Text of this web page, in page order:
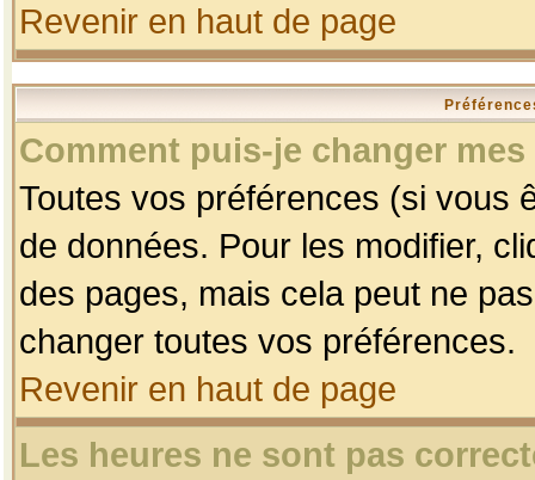
Revenir en haut de page
Comment puis-je changer
Toutes vos préférences (si vous
de données. Pour les modifier,
des pages, mais cela peut ne
changer toutes vos préférences.
Revenir en haut de page
Les heures ne sont pas